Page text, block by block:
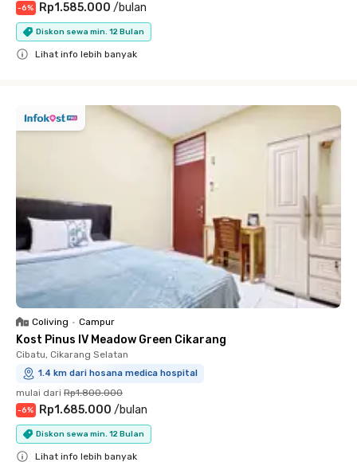
-6% Rp1.585.000 /bulan
Diskon sewa min. 12 Bulan
Lihat info lebih banyak
Coliving • Campur
Kost Pinus IV Meadow Green Cikarang
Cibatu, Cikarang Selatan
1.4 km dari hosana medica hospital
mulai dari Rp1.800.000
-6% Rp1.685.000 /bulan
Diskon sewa min. 12 Bulan
Lihat info lebih banyak